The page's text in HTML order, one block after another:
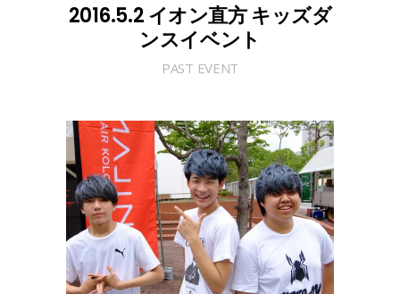
2016.5.2 イオン直方 キッズダ
ンスイベント
PAST EVENT